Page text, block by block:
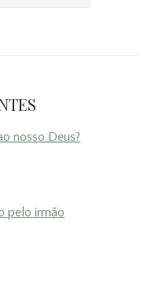
nosso Deus?
pelo irmão